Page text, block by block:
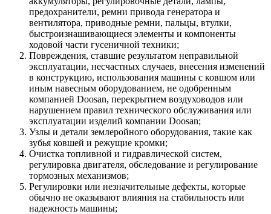
предохранители, ремни привода генератора и
вентилятора, приводные ремни, пальцы, втулки,
быстроизнашивающиеся элементы и компоненты
ходовой части гусеничной техники;
Повреждения, ставшие результатом неправильной
эксплуатации, несчастных случаев, внесения изменений
в конструкцию, использования машины с ковшом или
иным навесным оборудованием, не одобренным
компанией Doosan, перекрытием воздуховодов или
нарушением правил технического обслуживания или
эксплуатации изделий компании Doosan;
Узлы и детали землеройного оборудования, такие как
зубья ковшей и режущие кромки;
Очистка топливной и гидравлической систем,
регулировка двигателя, обследование и регулирование
тормозных механизмов;
Регулировки или незначительные дефекты, которые
обычно не оказывают влияния на стабильность или
надежность машины;